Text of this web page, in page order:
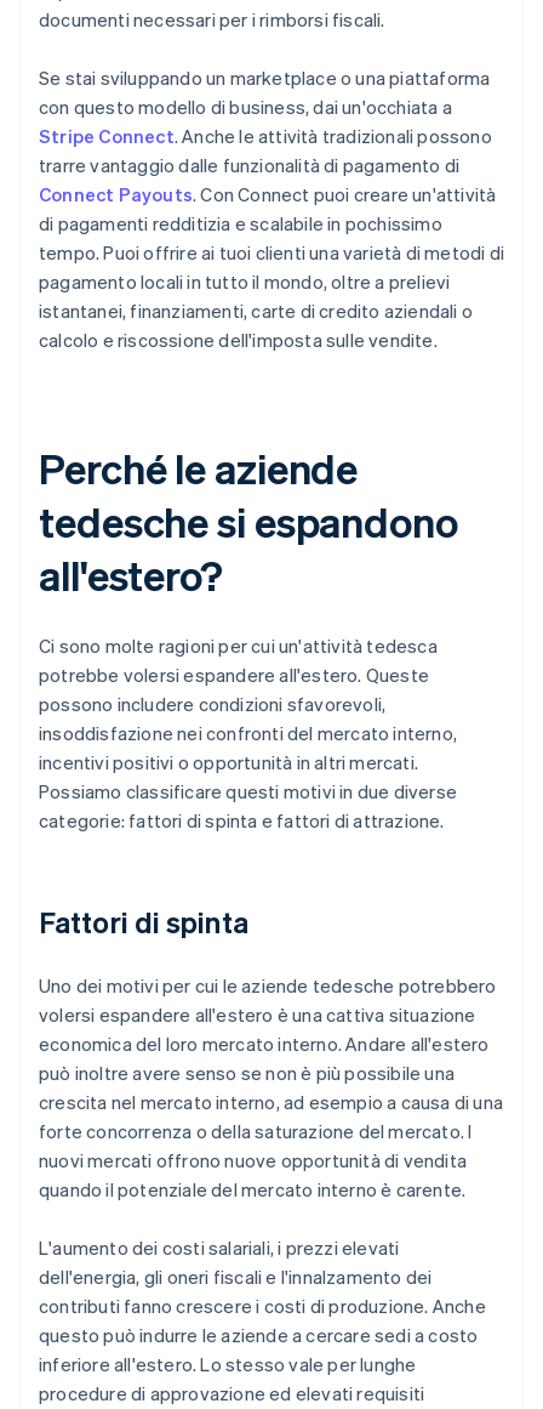
documenti necessari per i rimborsi fiscali.
Se stai sviluppando un marketplace o una piattaforma
con questo modello di business, dai un'occhiata a
Stripe Connect. Anche le attività tradizionali possono
trarre vantaggio dalle funzionalità di pagamento di
Connect Payouts. Con Connect puoi creare un'attività
di pagamenti redditizia e scalabile in pochissimo
tempo. Puoi offrire ai tuoi clienti una varietà di metodi di
pagamento locali in tutto il mondo, oltre a prelievi
istantanei, finanziamenti, carte di credito aziendali o
calcolo e riscossione dell'imposta sulle vendite.
Perché le aziende
tedesche si espandono
all'estero?
Ci sono molte ragioni per cui un'attività tedesca
potrebbe volersi espandere all'estero. Queste
possono includere condizioni sfavorevoli,
insoddisfazione nei confronti del mercato interno,
incentivi positivi o opportunità in altri mercati.
Possiamo classificare questi motivi in due diverse
categorie: fattori di spinta e fattori di attrazione.
Fattori di spinta
Uno dei motivi per cui le aziende tedesche potrebbero
volersi espandere all'estero è una cattiva situazione
economica del loro mercato interno. Andare all'estero
può inoltre avere senso se non è più possibile una
crescita nel mercato interno, ad esempio a causa di una
forte concorrenza o della saturazione del mercato. I
nuovi mercati offrono nuove opportunità di vendita
quando il potenziale del mercato interno è carente.
L'aumento dei costi salariali, i prezzi elevati
dell'energia, gli oneri fiscali e l'innalzamento dei
contributi fanno crescere i costi di produzione. Anche
questo può indurre le aziende a cercare sedi a costo
inferiore all'estero. Lo stesso vale per lunghe
procedure di approvazione ed elevati requisiti